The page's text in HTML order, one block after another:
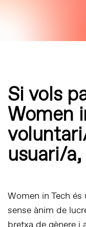
Si vols
Women
usuari/a,
Women in Tech
sense ànim de